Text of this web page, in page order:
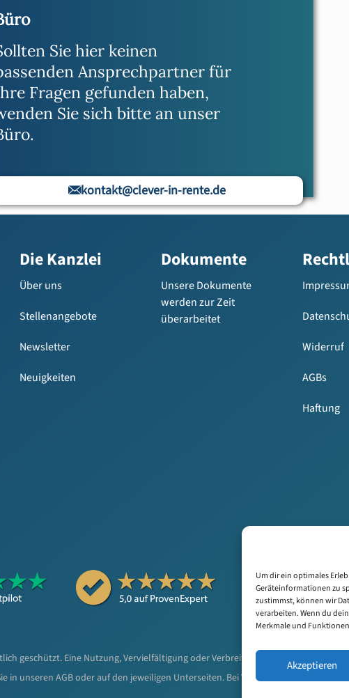
Um dir ein optimales
Geräteinformationen zu
zustimmst, können wir
verarbeiten. Wenn du
Merkmale und
Akzeptieren
Sie hier keinen
Ansprechpartner für
Fragen gefunden haben,
Sie sich bitte an unser
kontakt@clever-in-rente.de
Die Kanzlei
Über uns
Stellenangebote
Newsletter
Neuigkeiten
Dokumente
Unsere Dokumente
werden zur Zeit
überarbeitet
Widerruf
AGBs
Haftung
geschützt. Eine Nutzung, Vervielfältigung oder Verbreitung ist ohne vorherige
in unseren AGB oder auf den jeweiligen Unterseiten. Bei Verstößen behalten wir